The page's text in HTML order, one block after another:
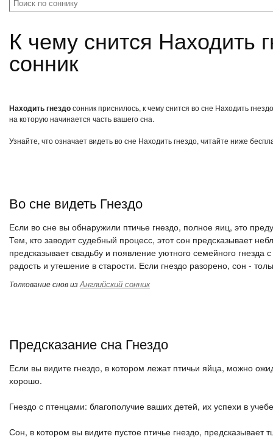
К чему снится Находить гнездо? Находить гнездо
сонник
Находить гнездосонник приснилось, к чему снится во сне Находить
на которую начинается часть вашего сна.
Узнайте, что означает видеть во сне Находить гнездо, читайте ниже
Во сне видеть Гнездо
Если во сне вы обнаружили птичье гнездо, полное яиц, это
Тем, кто заводит судебный процесс, этот сон предсказывает
предсказывает свадьбу и появление уютного семейного
радость и утешение в старости. Если гнездо разорено, сон -
Толкование снов изАнглийский сонник
Предсказание сна Гнездо
Если вы видите гнездо, в котором лежат птичьи яйца, можно
хорошо.
Гнездо с птенцами: благополучие ваших детей, их успехи в
Сон, в котором вы видите пустое птичье гнездо,